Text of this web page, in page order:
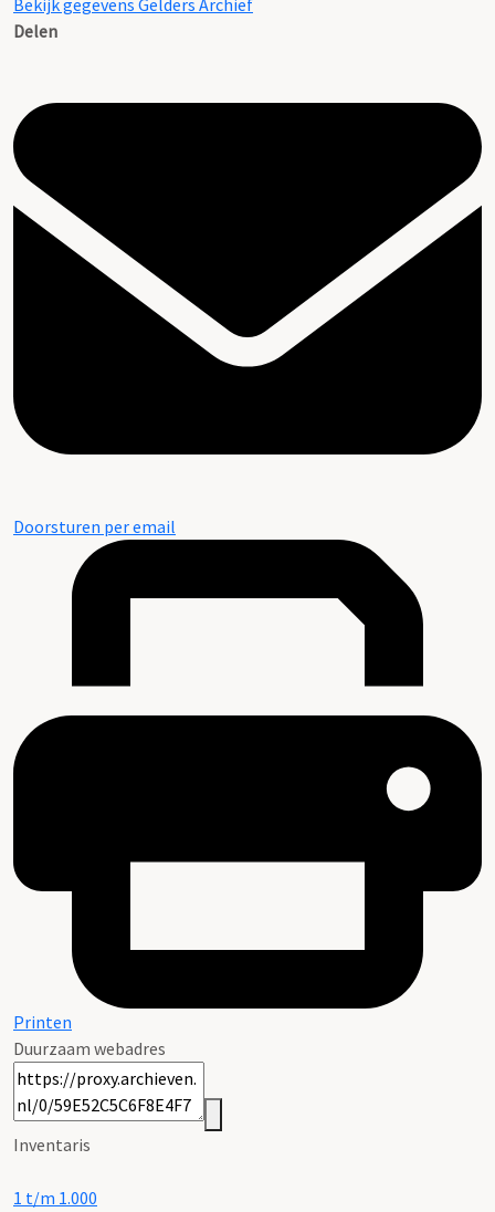
Bekijk gegevens Gelders Archief
Delen
Doorsturen per email
Printen
Duurzaam webadres
Inventaris
1 t/m 1.000